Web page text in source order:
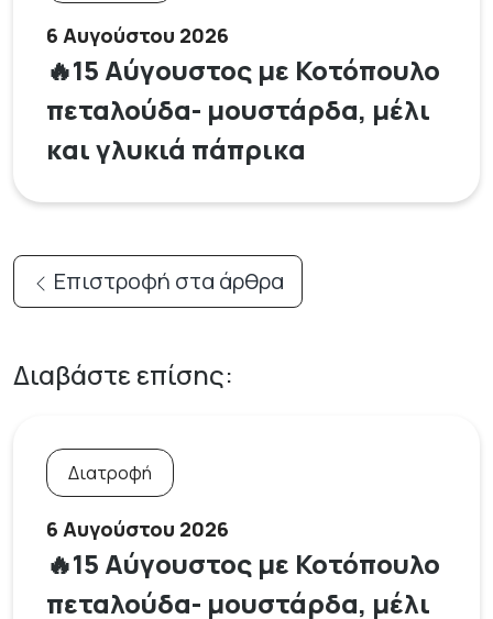
6 Αυγούστου 2026
🔥15 Αύγουστος με Κοτόπουλο
πεταλούδα- μουστάρδα, μέλι
και γλυκιά πάπρικα
Επιστροφή στα άρθρα
Διαβάστε επίσης:
Διατροφή
6 Αυγούστου 2026
🔥15 Αύγουστος με Κοτόπουλο
πεταλούδα- μουστάρδα, μέλι